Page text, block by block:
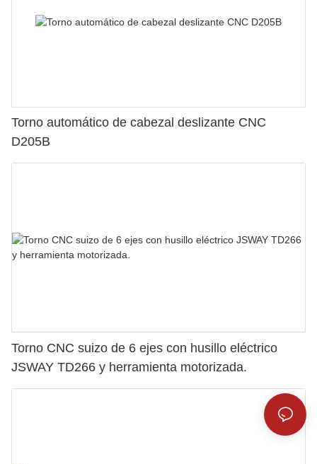
Torno automático de cabezal deslizante CNC
D205B
Torno CNC suizo de 6 ejes con husillo eléctrico
JSWAY TD266 y herramienta motorizada.